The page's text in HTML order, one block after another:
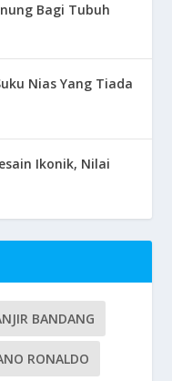
Bagi Tubuh
Nias Yang Tiada
Ikonik, Nilai
BANDANG
RONALDO